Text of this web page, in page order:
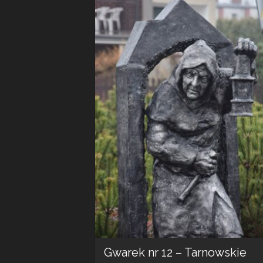
Gwarek nr 12 – Tarnowskie